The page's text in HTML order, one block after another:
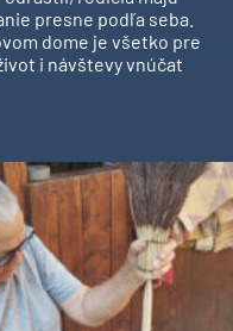
presne podľa seba.
dome je všetko pre
i návštevy vnúčat